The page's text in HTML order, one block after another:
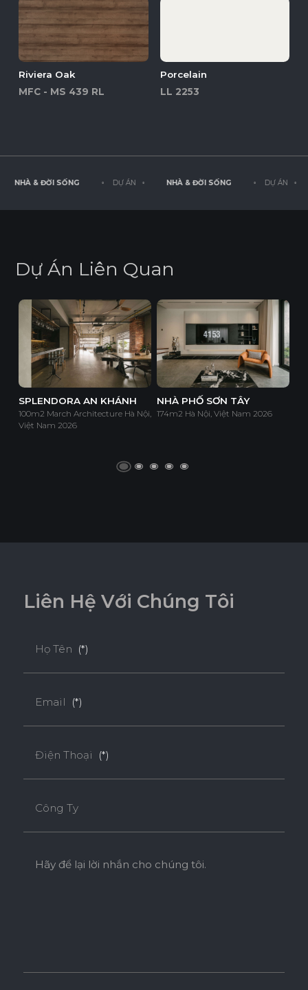
Riviera Oak
MFC - MS 439 RL
Porcelain
LL 2253
NHÀ & ĐỜI SỐNG ◦ DỰ ÁN ◦ NHÀ & ĐỜI SỐNG ◦ DỰ ÁN ◦
Dự Án Liên Quan
SPLENDORA AN KHÁNH
100m2 March Architecture Hà Nội,
Việt Nam 2026
NHÀ PHỐ SƠN TÂY
174m2 Hà Nội, Việt Nam 2026
Liên Hệ Với Chúng Tôi
Họ Tên (*)
Email (*)
Điện Thoại (*)
Công Ty
Hãy để lại lời nhắn cho chúng tôi.